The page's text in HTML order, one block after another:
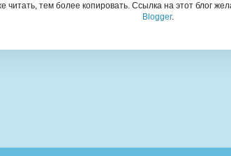
читать, тем более копировать. Ссылка на этот блог
Blogger.